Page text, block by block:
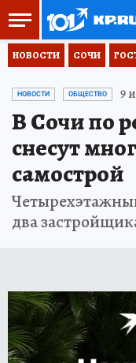
НОВОСТИ СОЧИ
НОВОСТИ ОБЩЕСТВО 9
В Сочи по
снесут
самострой
два